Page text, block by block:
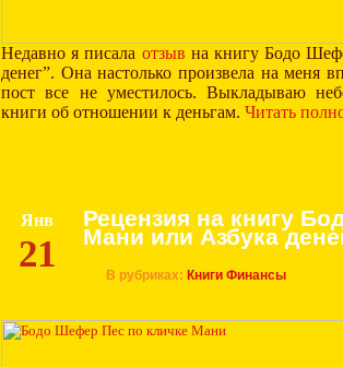
Недавно я писала отзыв на книгу Бодо
денег”. Она настолько произвела на меня
пост все не уместилось. Выкладываю
книги об отношении к деньгам. Читать
Янв
21
Рецензия на книгу
Мани или Азбука
В рубриках: Книги Финансы